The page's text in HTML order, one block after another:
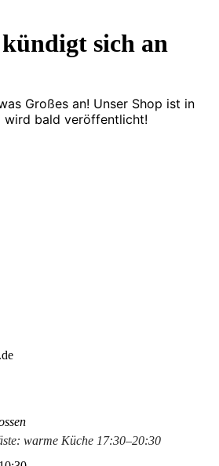
sich an
Großes an! Unser Shop ist in
wird bald veröffentlicht!
warme Küche 17:30–20:30